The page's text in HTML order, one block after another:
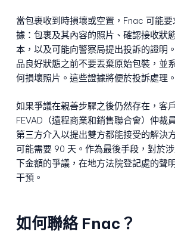
當包裹收到時損壞或空置，Fnac 可能
據：包裹及其內容的照片、確認接收狀
本，以及可能向警察局提出投訴的證明
品良好狀態之前不要丟棄原始包裝，並
何損壞照片。這些證據將便於投訴處理。
如果爭議在親善步驟之後仍然存在，客
FEVAD（遠程商業和銷售聯合會）仲裁
第三方介入以提出雙方都能接受的解決
可能需要 90 天。作為最後手段，對於
下金額的爭議，在地方法院登記處的聲
干預。
如何聯絡 Fnac？